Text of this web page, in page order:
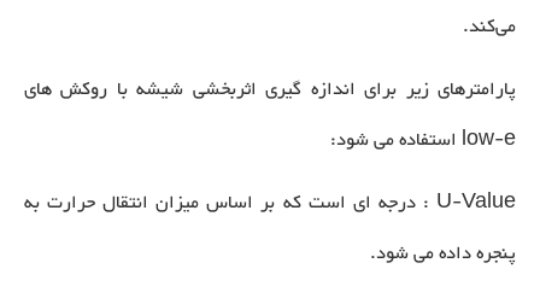
می‌کند.
پارامترهای زیر برای اندازه گیری اثربخشی شیشه با روکش های
low-e استفاده می شود:
U-Value : درجه ای است که بر اساس میزان انتقال حرارت به
پنجره داده می شود.